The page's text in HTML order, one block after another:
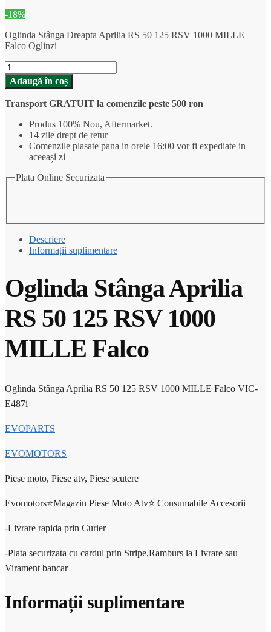
170,00 lei.
-18%
Oglinda Stânga Dreapta Aprilia RS 50 125 RSV 1000 MILLE
Falco Oglinzi
Cantitate
Oglinda
Stânga
Aprilia
RS
Falco
Adaugă în coș
Transport GRATUIT la comenzile peste 500 ron
Produs 100% Nou, Aftermarket.
14 zile drept de retur
Comenzile plasate pana in orele 16:00 vor fi expediate in
aceeași zi
Plata Online Securizata
Descriere
Informații suplimentare
Oglinda Stânga Aprilia
RS 50 125 RSV 1000
MILLE Falco
Oglinda Stânga Aprilia RS 50 125 RSV 1000 MILLE Falco VIC-
E487i
EVOPARTS
EVOMOTORS
Piese moto, Piese atv, Piese scutere
Evomotors⭐️Magazin Piese Moto Atv⭐️ Consumabile Accesorii
-Livrare rapida prin Curier
-Plata securizata cu cardul prin Stripe,Ramburs la Livrare sau
Virament bancar
Informații suplimentare